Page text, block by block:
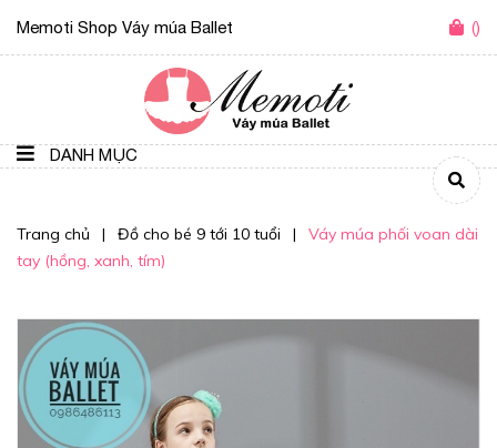
Memoti Shop Váy múa Ballet ()
DANH MỤC
Trang chủ | Đồ cho bé 9 tới 10 tuổi |
Váy múa phối voan dài
tay (hồng, xanh, tím)